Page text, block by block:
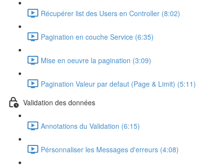
Récupérer list des Users en Controller (8:02)
Pagination en couche Service (6:35)
Mise en oeuvre la pagination (3:09)
Pagination Valeur par defaut (Page & Limit) (5:11)
Validation des données
Annotations du Validation (6:15)
Pérsonnaliser les Messages d'erreurs (4:08)